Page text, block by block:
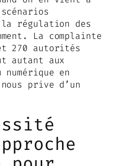
régulation des
La complainte
270 autorités
autant aux
numérique en
prive d’un